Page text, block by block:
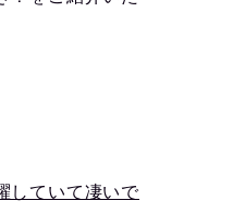
していて凄いで